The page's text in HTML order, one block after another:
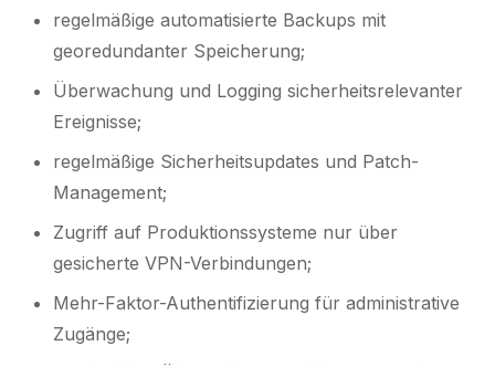
regelmäßige automatisierte Backups mit
georedundanter Speicherung;
Überwachung und Logging sicherheitsrelevanter
Ereignisse;
regelmäßige Sicherheitsupdates und Patch-
Management;
Zugriff auf Produktionssysteme nur über
gesicherte VPN-Verbindungen;
Mehr-Faktor-Authentifizierung für administrative
Zugänge;